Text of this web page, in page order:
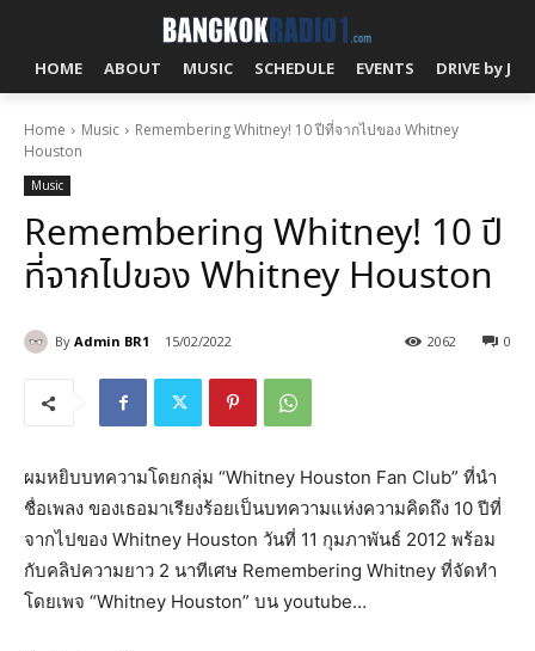
HOME ABOUT MUSIC SCHEDULE EVENTS DRIVE by
Home Music
Remembering Whitney! 10 ปีที่จากไปของ Whitney
Houston
Music
Remembering Whitney! 10 ปี
ที่จากไปของ Whitney Houston
By Admin BR1 15/02/2022 0
2062
ผมหยิบบทความโดยกลุ่ม “Whitney Houston Fan Club” ที่นำ
ชื่อเพลง ของเธอมาเรียงร้อยเป็นบทความแห่งความคิดถึง 10 ปีที่
จากไปของ Whitney Houston วันที่ 11 กุมภาพันธ์ 2012 พร้อม
กับคลิปความยาว 2 นาทีเศษ Remembering Whitney ที่จัดทำ
โดยเพจ “Whitney Houston” บน youtube…